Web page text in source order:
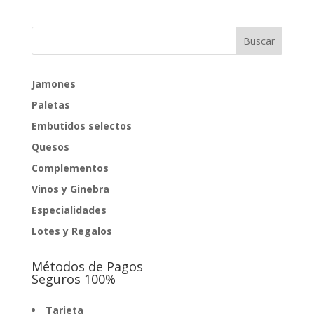
desde
Jamones
Paletas
Embutidos selectos
Quesos
Complementos
Vinos y Ginebra
Especialidades
Lotes y Regalos
Métodos de Pagos
Seguros 100%
Tarjeta